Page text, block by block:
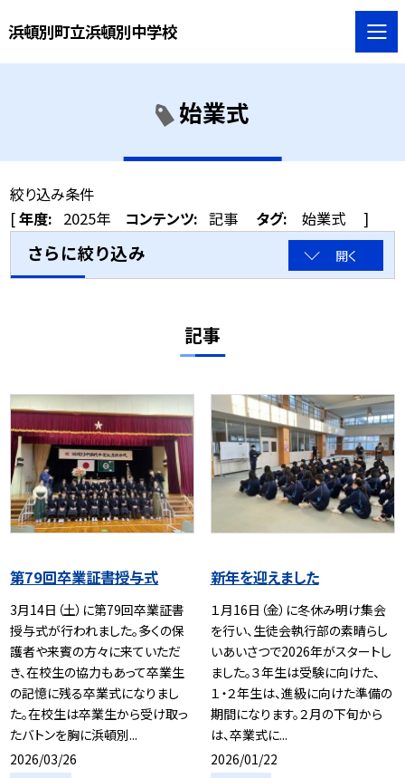
浜頓別町立浜頓別中学校
始業式
絞り込み条件
[年度: 2025年 コンテンツ: 記事 タグ: 始業式 ]
さらに絞り込み 開く
記事
第79回卒業証書授与式
3月14日（土）に第79回卒業証書
授与式が行われました。多くの保
護者や来賓の方々に来ていただ
き、在校生の協力もあって卒業生
の記憶に残る卒業式になりまし
た。在校生は卒業生から受け取っ
たバトンを胸に浜頓別...
2026/03/26
新年を迎えました
１月16日（金）に冬休み明け集会
を行い、生徒会執行部の素晴らし
いあいさつで2026年がスタートし
ました。３年生は受験に向けた、
１・２年生は、進級に向けた準備の
期間になります。２月の下旬から
は、卒業式に...
2026/01/22